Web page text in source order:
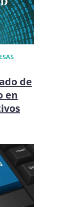
de
en